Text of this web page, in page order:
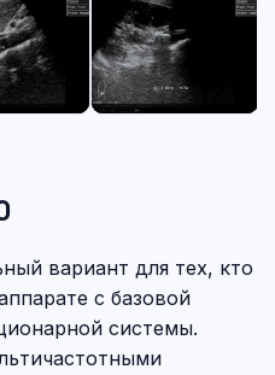
вариант для тех, кто
с базовой
системы.